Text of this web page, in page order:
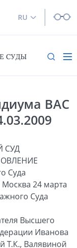
RU
СУДЫ
ВАС
СУД
Суда
24 марта
Суда
Высшего
Иванова
Т.К., Валявиной